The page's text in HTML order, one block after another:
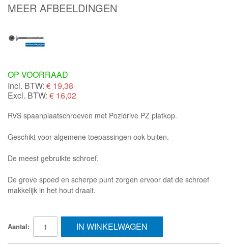
MEER AFBEELDINGEN
OP VOORRAAD
Incl. BTW: € 19,38
Excl. BTW: € 16,02
RVS spaanplaatschroeven met Pozidrive PZ platkop.
Geschikt voor algemene toepassingen ook buiten.
De meest gebruikte schroef.
De grove spoed en scherpe punt zorgen ervoor dat de schroef
makkelijk in het hout draait.
Aantal: IN WINKELWAGEN